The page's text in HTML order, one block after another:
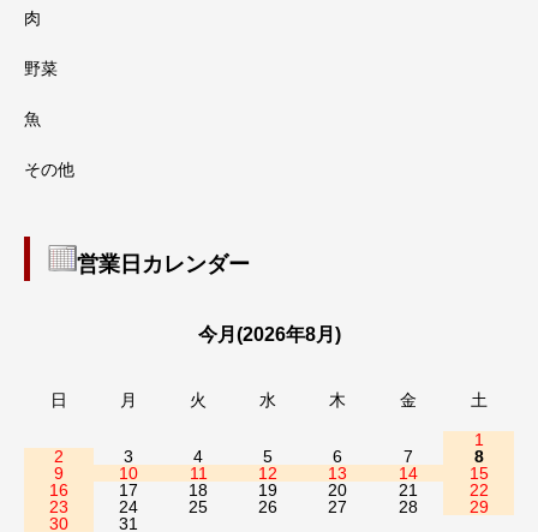
肉
野菜
魚
その他
営業日カレンダー
今月(2026年8月)
日 月 火 水 木 金 土
1
2
3 4 5 6 7
8
9
10 11 12 13 14
15
16
17 18 19 20 21
22
23
24 25 26 27 28
29
30
31